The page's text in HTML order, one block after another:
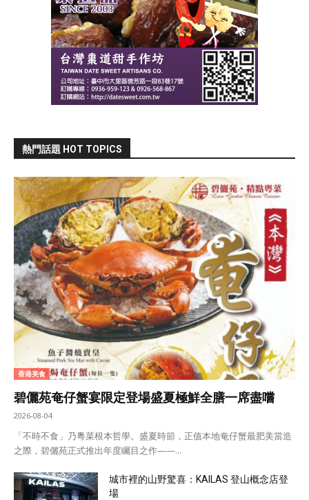
熱門話題 HOT TOPICS
香港美食
碧儷苑奄仔蟹宴限定登場盛夏極鮮全膳一席盡嚐
2026-08-04
「不時不食」乃粵菜根本哲學。盛夏時節，正值本地奄仔蟹最肥美當造
之際，碧儷苑正式推出年度矚目之作——...
城市裡的山野驚喜：KAILAS 登山概念店登
場